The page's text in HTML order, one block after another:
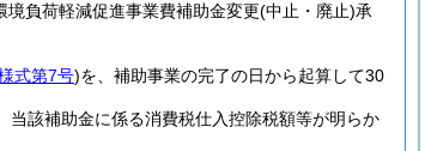
負荷軽減促進事業費補助金変更(中止・廃止)承
式第7号)を、補助事業の完了の日から起算して30
当該補助金に係る消費税仕入控除税額等が明らか